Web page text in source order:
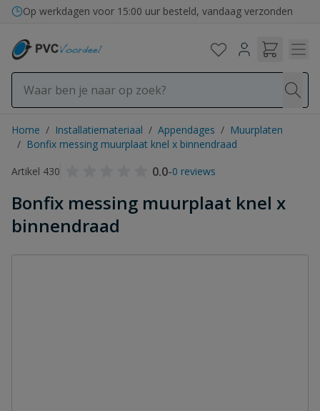
Ga naar de inhoud
Op werkdagen voor 15:00 uur besteld, vandaag verzonden
Home / Installatiemateriaal / Appendages / Muurplaten
/ Bonfix messing muurplaat knel x binnendraad
Artikel 430
0.0-0 reviews
Bonfix messing muurplaat knel x
binnendraad